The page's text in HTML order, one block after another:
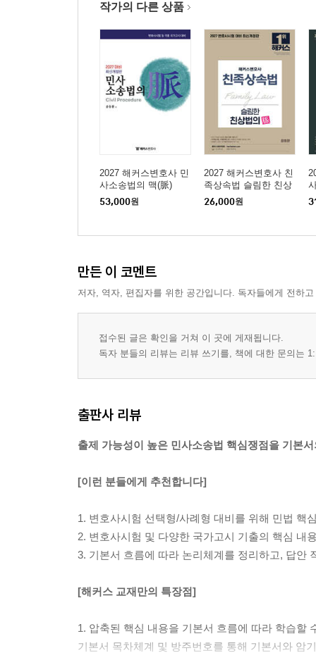
작가의 다른 상품
2027 해커스변호사 민
사소송법의 맥(脈)
53,000원
2027 해커스변호사 친
족상속법 슬림한 친상
법의 맥(脈)
26,000원
만든 이 코멘트
저자, 역자, 편집자를 위한 공간입니다. 독자들에게 전하
접수된 글은 확인을 거쳐 이 곳에 게재됩니다.
독자 분들의 리뷰는 리뷰 쓰기를, 책에 대한 문의는
출판사 리뷰
출제 가능성이 높은 민사소송법 핵심쟁점을 기본
[이런 분들에게 추천합니다]
1. 변호사시험 선택형/사례형 대비를 위해 민법 핵
2. 변호사시험 및 다양한 국가고시 기출의 핵심 내
3. 기본서 흐름에 따라 논리체계를 정리하고, 답안
[해커스 교재만의 특장점]
1. 압축된 핵심 내용을 기본서 흐름에 따라 학습할
기본서 목차체계 및 방주번호를 통해 기본서와 암